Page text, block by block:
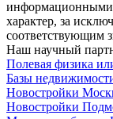
информационными
характер, за
соответствующим
Наш научный
Полевая физика
Базы
Новостройки
Новостройки